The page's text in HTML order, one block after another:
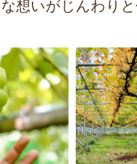
想いがじんわり